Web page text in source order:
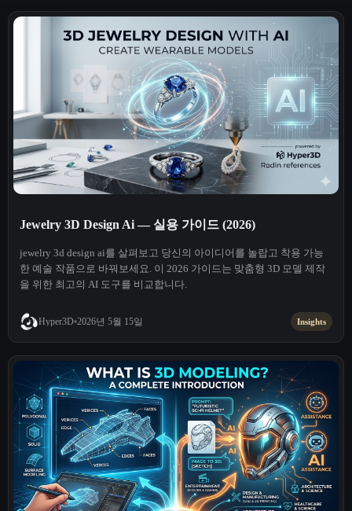
Jewelry 3D Design Ai — 실용 가이드 (2026)
jewelry 3d design ai를 살펴보고 당신의 아이디어를 놀랍고 착용 가능
한 예술 작품으로 바꿔보세요. 이 2026 가이드는 맞춤형 3D 모델 제작
을 위한 최고의 AI 도구를 비교합니다.
Hyper3D 2026년 5월 15일 Insights